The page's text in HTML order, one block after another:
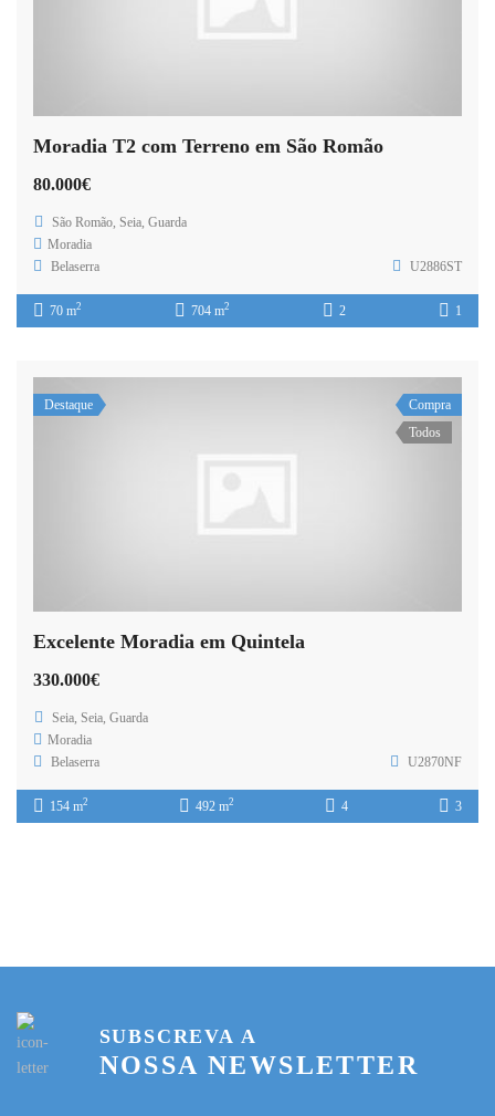
Moradia T2 com Terreno em São Romão
80.000€
São Romão, Seia, Guarda
Moradia
Belaserra
U2886ST
70 m2 704 m2 2 1
Destaque
Compra
Todos
Excelente Moradia em Quintela
330.000€
Seia, Seia, Guarda
Moradia
Belaserra
U2870NF
154 m2 492 m2 4 3
SUBSCREVA A
NOSSA NEWSLETTER